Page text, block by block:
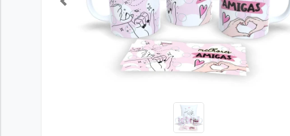
Previous